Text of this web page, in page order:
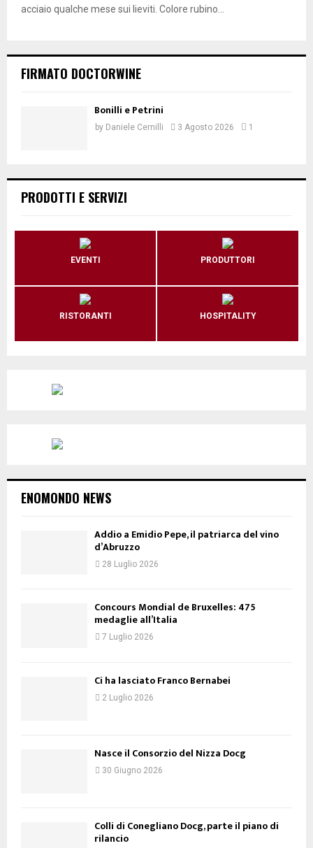
acciaio qualche mese sui lieviti. Colore rubino...
FIRMATO DOCTORWINE
Bonilli e Petrini
by Daniele Cernilli 3 Agosto 2026 1
PRODOTTI E SERVIZI
EVENTI PRODUTTORI
RISTORANTI HOSPITALITY
ENOMONDO NEWS
Addio a Emidio Pepe, il patriarca del vino
d’Abruzzo
28 Luglio 2026
Concours Mondial de Bruxelles: 475
medaglie all’Italia
7 Luglio 2026
Ci ha lasciato Franco Bernabei
2 Luglio 2026
Nasce il Consorzio del Nizza Docg
30 Giugno 2026
Colli di Conegliano Docg, parte il piano di
rilancio